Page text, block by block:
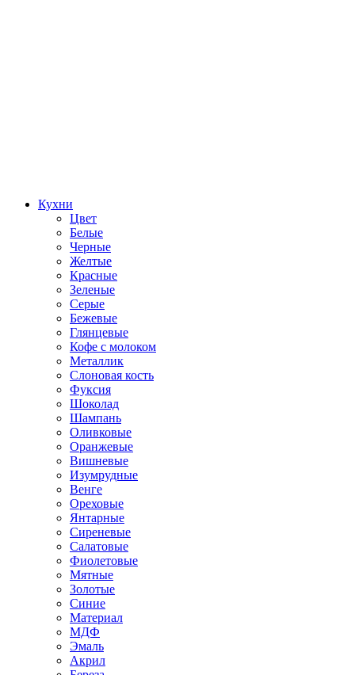
Кухни
Цвет
Белые
Черные
Желтые
Красные
Зеленые
Серые
Бежевые
Глянцевые
Кофе с молоком
Металлик
Слоновая кость
Фуксия
Шоколад
Шампань
Оливковые
Оранжевые
Вишневые
Изумрудные
Венге
Ореховые
Янтарные
Сиреневые
Салатовые
Фиолетовые
Мятные
Золотые
Синие
Материал
МДФ
Эмаль
Акрил